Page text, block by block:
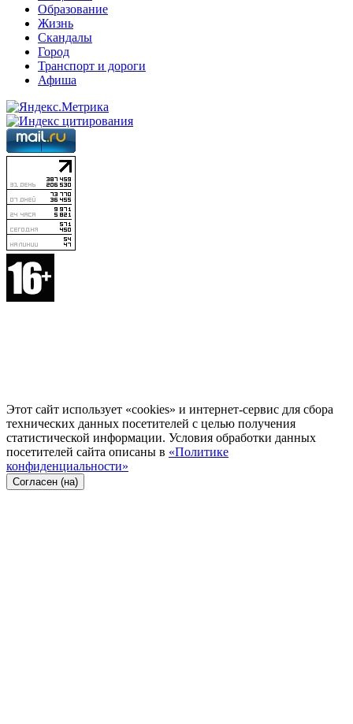
Образование
Жизнь
Скандалы
Город
Транспорт и дороги
Афиша
Этот сайт использует «cookies» и интернет-сервис для сбора
технических данных посетителей с целью получения
статистической информации. Условия обработки данных
посетителей сайта описаны в «Политике
конфиденциальности»
Согласен (на)